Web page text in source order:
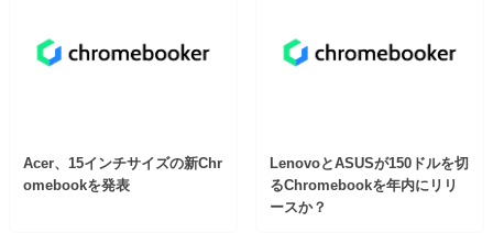
Acer、15インチサイズの新Chr
omebookを発表
LenovoとASUSが150ドルを切
るChromebookを年内にリリ
ースか？